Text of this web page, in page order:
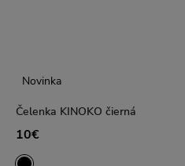
Novinka
Čelenka KINOKO čierná
10€